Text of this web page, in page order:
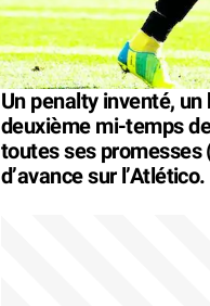
Un penalty inventé,
deuxième mi-temps
toutes ses promesses
d’avance sur l’Atlético.